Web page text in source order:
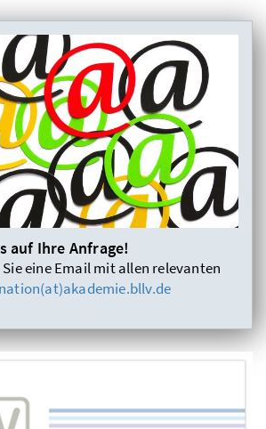
auf Ihre Anfrage!
eine Email mit allen relevanten